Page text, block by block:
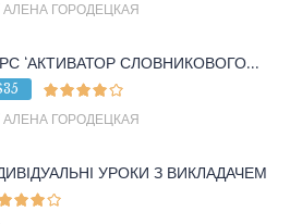
АЛЕНА ГОРОДЕЦКАЯ
‘АКТИВАТОР СЛОВНИКОВОГО...
АЛЕНА ГОРОДЕЦКАЯ
УРОКИ З ВИКЛАДАЧЕМ